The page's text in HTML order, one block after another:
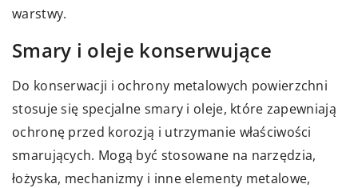
warstwy.
Smary i oleje konserwujące
Do konserwacji i ochrony metalowych powierzchni
stosuje się specjalne smary i oleje, które zapewniają
ochronę przed korozją i utrzymanie właściwości
smarujących. Mogą być stosowane na narzędzia,
łożyska, mechanizmy i inne elementy metalowe,